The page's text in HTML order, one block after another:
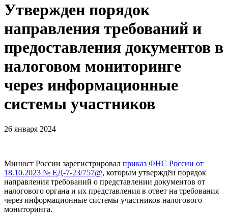
Утвержден порядок
направления требований и
предоставления документов в
налоговом мониторинге
через информационные
системы участников
26 января 2024
Минюст России зарегистрировал приказ ФНС России от
18.10.2023 № ЕД-7-23/757@, которым утверждён порядок
направления требований о представлении документов от
налогового органа и их представления в ответ на требования
через информационные системы участников налогового
мониторинга.